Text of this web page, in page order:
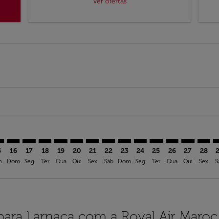
16
Dom
17
Seg
18
Ter
19
Qua
20
Qui
COO–LCA: cmp-view-offers-
21
Sex
COO–LCA: cmp-view-offers-
22
Sáb
COO–LCA: cmp-view-
23
Dom
COO–LCA: cmp-view-
24
Seg
COO–LCA: cmp-
25
Ter
COO–LCA:
26
Qua
27
Qui
28
Sex